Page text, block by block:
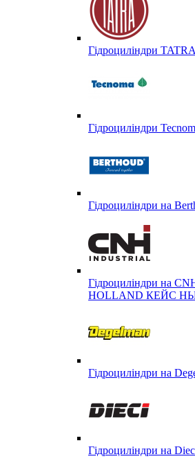
Гідроциліндри TATRA
Гідроциліндри
Гідроциліндри на
Гідроциліндри на
HOLLAND КЕЙС
Гідроциліндри на
Гідроциліндри на